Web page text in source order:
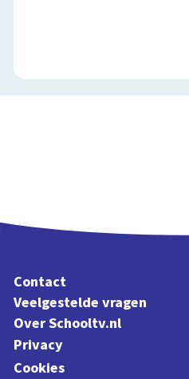
Contact
Veelgestelde vragen
Over Schooltv.nl
Privacy
Cookies